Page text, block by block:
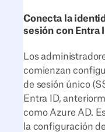
Conecta la
sesión con Entra
Los
comienzan
de sesión único
Entra ID,
como Azure AD.
la configuración